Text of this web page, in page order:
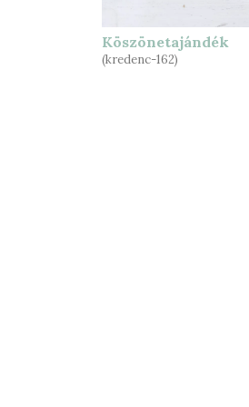
Köszönetajándék
(kredenc-162)